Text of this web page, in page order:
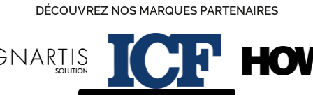
DÉCOUVREZ NOS MARQUES PARTENAIRES